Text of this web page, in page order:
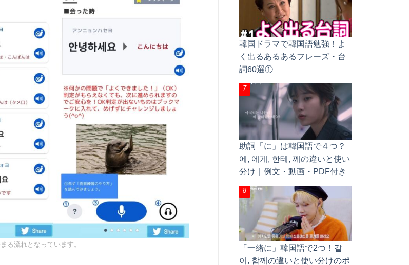
る流れとなっています。
韓国ドラマで韓国語勉強！よ
く出るあるあるフレーズ・台
詞60選①
助詞「に」は韓国語で４つ？
에, 에게, 한테, 께の違いと使い
分け｜例文・動画・PDF付き
「一緒に」韓国語で2つ！같
이, 함께の違いと使い分けのポ